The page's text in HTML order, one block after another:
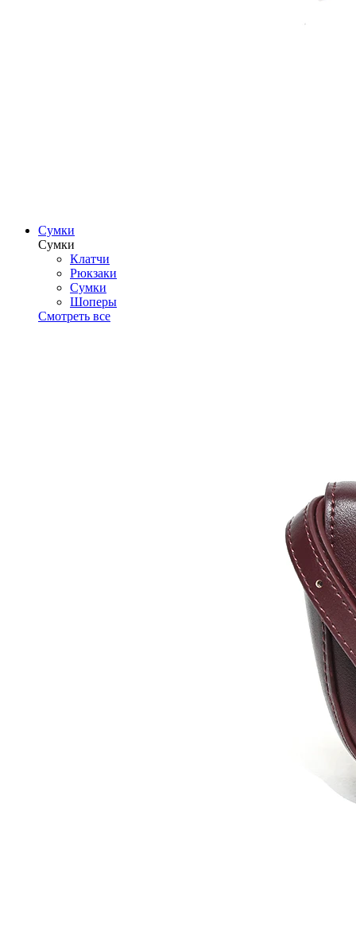
Сумки
Сумки
Клатчи
Рюкзаки
Сумки
Шоперы
Смотреть все